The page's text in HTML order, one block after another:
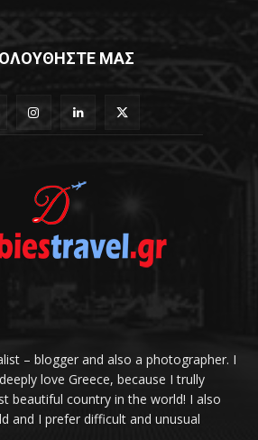
ΜΑΣ
– blogger and also a photographer. I
love Greece, because I trully
beautiful country in the world! I also
and I prefer difficult and unusual